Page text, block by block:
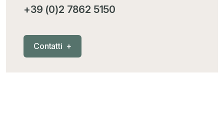
+39 (0)2 7862 5150
Contatti +